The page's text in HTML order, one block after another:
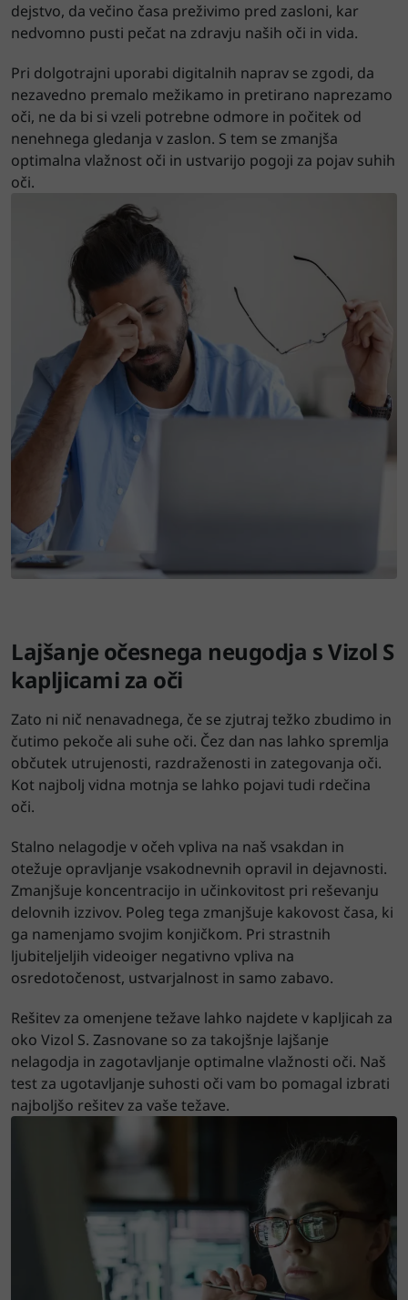
dejstvo, da večino časa preživimo pred zasloni, kar
nedvomno pusti pečat na zdravju naših oči in vida.
Pri dolgotrajni uporabi digitalnih naprav se zgodi, da
nezavedno premalo mežikamo in pretirano naprezamo
oči, ne da bi si vzeli potrebne odmore in počitek od
nenehnega gledanja v zaslon. S tem se zmanjša
optimalna vlažnost oči in ustvarijo pogoji za pojav suhih
oči.
Lajšanje očesnega neugodja s Vizol S
kapljicami za oči
Zato ni nič nenavadnega, če se zjutraj težko zbudimo in
čutimo pekoče ali suhe oči. Čez dan nas lahko spremlja
občutek utrujenosti, razdraženosti in zategovanja oči.
Kot najbolj vidna motnja se lahko pojavi tudi rdečina
oči.
Stalno nelagodje v očeh vpliva na naš vsakdan in
otežuje opravljanje vsakodnevnih opravil in dejavnosti.
Zmanjšuje koncentracijo in učinkovitost pri reševanju
delovnih izzivov. Poleg tega zmanjšuje kakovost časa, ki
ga namenjamo svojim konjičkom. Pri strastnih
ljubiteljeljih videoiger negativno vpliva na
osredotočenost, ustvarjalnost in samo zabavo.
Rešitev za omenjene težave lahko najdete v kapljicah za
oko Vizol S. Zasnovane so za takojšnje lajšanje
nelagodja in zagotavljanje optimalne vlažnosti oči. Naš
test za ugotavljanje suhosti oči vam bo pomagal izbrati
najboljšo rešitev za vaše težave.